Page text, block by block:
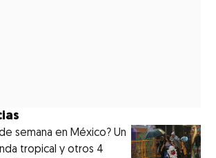
semana en México? Un
tropical y otros 4